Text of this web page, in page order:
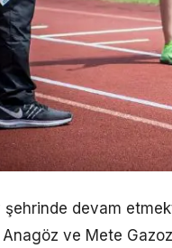
şehrinde devam
ve Mete